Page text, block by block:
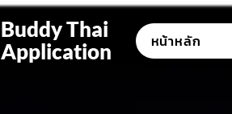
Buddy Thai
Application
หน้าหลัก